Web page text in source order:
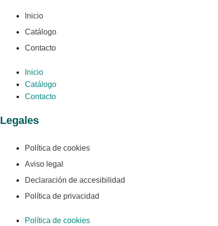
Inicio
Catálogo
Contacto
Inicio
Catálogo
Contacto
Legales
Política de cookies
Aviso legal
Declaración de accesibilidad
Política de privacidad
Política de cookies